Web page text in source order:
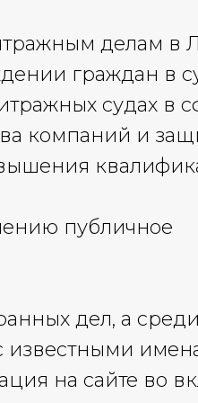
делам в
граждан в
судах в
компаний и
публичное
дел, а
известными
на сайте во